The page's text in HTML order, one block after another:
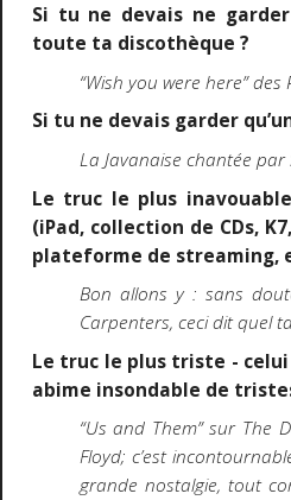
Si tu ne devais ne
toute ta discothèque ?
“Wish you were here” des
Si tu ne devais garder
La Javanaise chantée par
Le truc le plus
(iPad, collection de CDs,
plateforme de streaming,
Bon allons y : sans
Carpenters, ceci dit quel
Le truc le plus triste -
abime insondable de
“Us and Them” sur The
Floyd; c’est
grande nostalgie, tout